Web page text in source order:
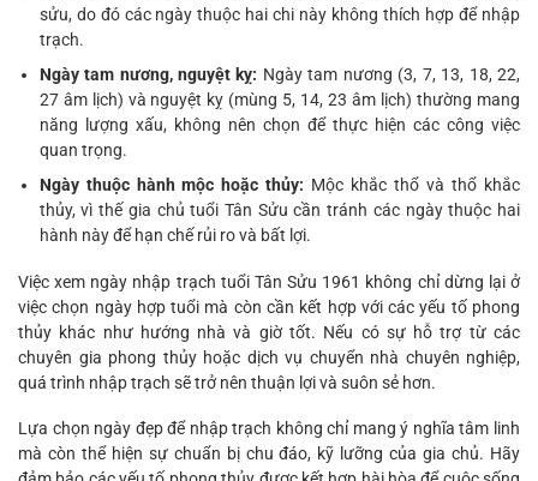
sửu, do đó các ngày thuộc hai chi này không thích hợp để nhập
trạch.
Ngày tam nương, nguyệt kỵ: Ngày tam nương (3, 7, 13, 18, 22,
27 âm lịch) và nguyệt kỵ (mùng 5, 14, 23 âm lịch) thường mang
năng lượng xấu, không nên chọn để thực hiện các công việc
quan trọng.
Ngày thuộc hành mộc hoặc thủy: Mộc khắc thổ và thổ khắc
thủy, vì thế gia chủ tuổi Tân Sửu cần tránh các ngày thuộc hai
hành này để hạn chế rủi ro và bất lợi.
Việc xem ngày nhập trạch tuổi Tân Sửu 1961 không chỉ dừng lại ở
việc chọn ngày hợp tuổi mà còn cần kết hợp với các yếu tố phong
thủy khác như hướng nhà và giờ tốt. Nếu có sự hỗ trợ từ các
chuyên gia phong thủy hoặc dịch vụ chuyển nhà chuyên nghiệp,
quá trình nhập trạch sẽ trở nên thuận lợi và suôn sẻ hơn.
Lựa chọn ngày đẹp để nhập trạch không chỉ mang ý nghĩa tâm linh
mà còn thể hiện sự chuẩn bị chu đáo, kỹ lưỡng của gia chủ. Hãy